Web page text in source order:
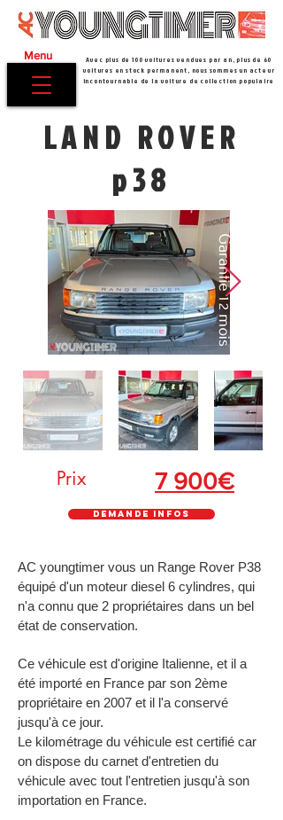
Menu
Avec plus de 100 voitures vendues par an, plus de 60
voitures en stock permanent, nous sommes un acteur
incontournable de la voiture de collection populaire
LAND ROVER
p38
7 900€
Prix
Demande infos
AC youngtimer vous un Range Rover P38
équipé d'un moteur diesel 6 cylindres, qui
n'a connu que 2 propriétaires dans un bel
état de conservation.
Ce véhicule est d'origine Italienne, et il a
été importé en France par son 2ème
propriétaire en 2007 et il l'a conservé
jusqu'à ce jour.
Le kilométrage du véhicule est certifié car
on dispose du carnet d'entretien du
véhicule avec tout l'entretien jusqu'à son
importation en France.